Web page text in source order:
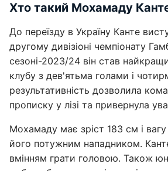
Хто такий Мохамаду
До переїзду в Україну Канте
другому дивізіоні чемпіонату
сезоні-2023/24 він став
клубу з дев'ятьма голами і
результативність дозволила
прописку у лізі та привернула
Мохамаду має зріст 183 см і
його потужним нападником.
вмінням грати головою. Також